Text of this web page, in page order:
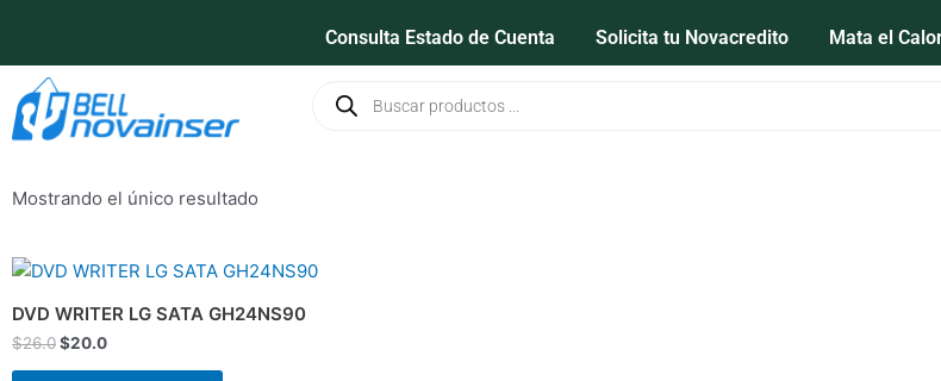
contenido
Consulta Estado de Cuenta Solicita tu Novacredito Mata el
productos
Mostrando el único resultado
DVD WRITER LG SATA GH24NS90
$26.0
El
original
era:
$26.0.
$20.0
El
actual
es:
$20.0.